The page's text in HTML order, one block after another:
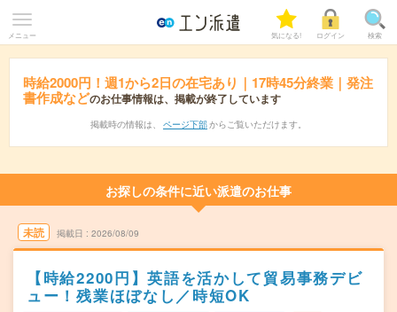
メニュー 気になる! ログイン 検索
時給2000円！週1から2日の在宅あり｜17時45分終業｜発注
書作成などのお仕事情報は、掲載が終了しています
掲載時の情報は、 ページ下部 からご覧いただけます。
お探しの条件に近い派遣のお仕事
未読 掲載日 2026/08/09
【時給2200円】英語を活かして貿易事務デビ
ュー！残業ほぼなし／時短OK